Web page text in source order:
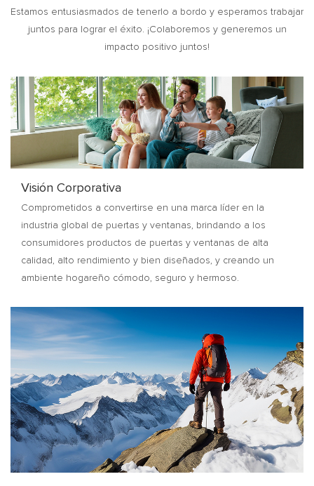
Estamos entusiasmados de tenerlo a bordo y esperamos trabajar
juntos para lograr el éxito. ¡Colaboremos y generemos un
impacto positivo juntos!
Visión Corporativa
Comprometidos a convertirse en una marca líder en la
industria global de puertas y ventanas, brindando a los
consumidores productos de puertas y ventanas de alta
calidad, alto rendimiento y bien diseñados, y creando un
ambiente hogareño cómodo, seguro y hermoso.